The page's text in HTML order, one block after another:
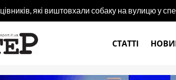
які виштовхали собаку на вулицю у
СТАТТІ